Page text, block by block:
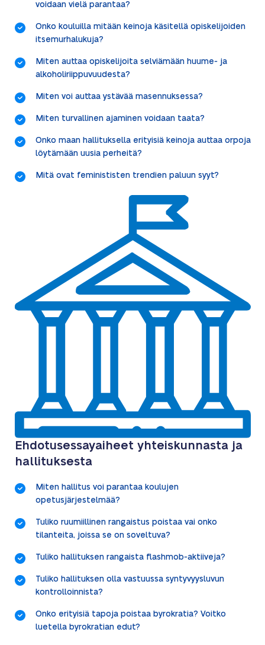
voidaan vielä parantaa?
Onko kouluilla mitään keinoja käsitellä opiskelijoiden
itsemurhalukuja?
Miten auttaa opiskelijoita selviämään huume- ja
alkoholiriippuvuudesta?
Miten voi auttaa ystävää masennuksessa?
Miten turvallinen ajaminen voidaan taata?
Onko maan hallituksella erityisiä keinoja auttaa orpoja
löytämään uusia perheitä?
Mitä ovat feminististen trendien paluun syyt?
Ehdotusessayaiheet yhteiskunnasta ja
hallituksesta
Miten hallitus voi parantaa koulujen
opetusjärjestelmää?
Tuliko ruumiillinen rangaistus poistaa vai onko
tilanteita, joissa se on soveltuva?
Tuliko hallituksen rangaista flashmob-aktiiveja?
Tuliko hallituksen olla vastuussa syntyvyysluvun
kontrolloinnista?
Onko erityisiä tapoja poistaa byrokratia? Voitko
luetella byrokratian edut?